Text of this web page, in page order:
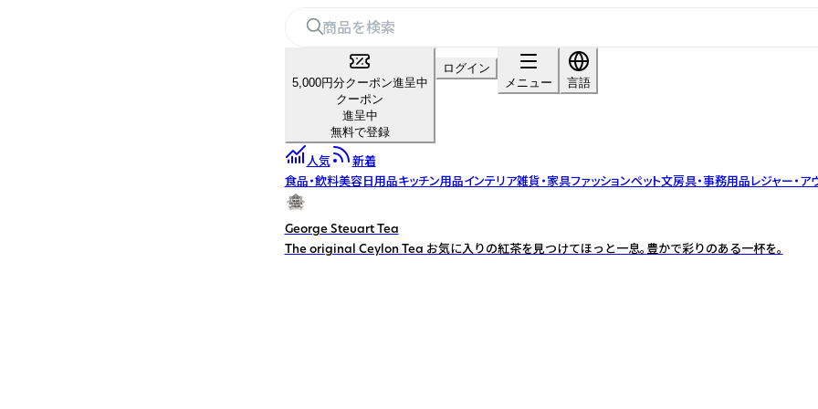
5,000円分クーポン進呈中
クーポン
進呈中
無料で登録
ログイン
メニュー
言語
人気
新着
食品・飲料美容日用品キッチン用品インテリア雑貨・家具ファッションペット文房具・事務用品レジャー・ア
George Steuart Tea
The original Ceylon Tea お気に入りの紅茶を見つけてほっと一息。豊かで彩りのある一杯を。